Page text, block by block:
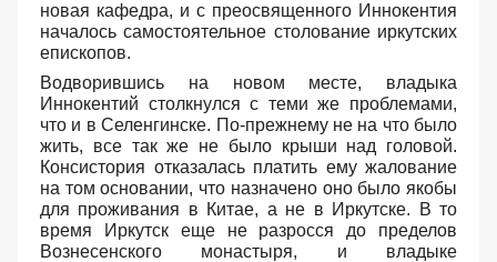
новая кафедра, и с преосвященного Иннокентия
началось самостоятельное столование иркутских
епископов.
Водворившись на новом месте, владыка
Иннокентий столкнулся с теми же проблемами,
что и в Селенгинске. По-прежнему не на что было
жить, все так же не было крыши над головой.
Консистория отказалась платить ему жалование
на том основании, что назначено оно было якобы
для проживания в Китае, а не в Иркутске. В то
время Иркутск еще не разросся до пределов
Вознесенского монастыря, и владыке